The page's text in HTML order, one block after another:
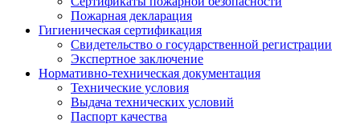
Пожарная декларация
Гигиеническая сертификация
Свидетельство о государственной регистрации
Экспертное заключение
Нормативно-техническая документация
Технические условия
Выдача технических условий
Паспорт качества